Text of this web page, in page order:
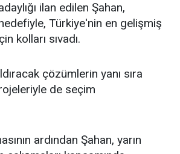
ilan edilen Şahan,
Türkiye'nin en gelişmiş
kolları sıvadı.
çözümlerin yanı sıra
de seçim
ardından Şahan, yarın